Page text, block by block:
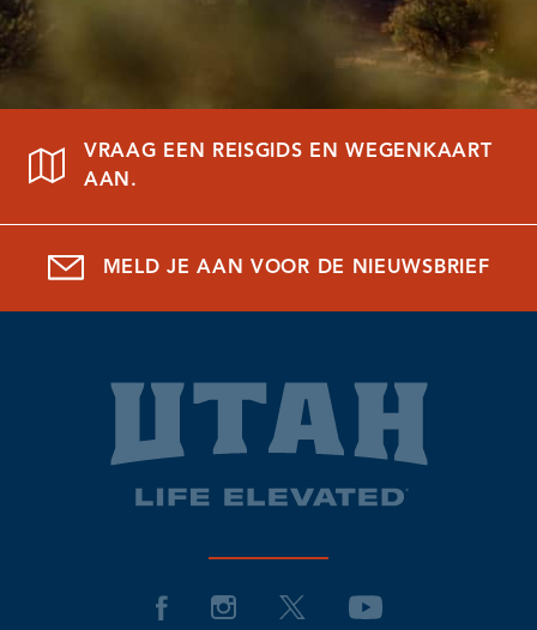
VRAAG EEN REISGIDS EN WEGENKAART
AAN.
MELD JE AAN VOOR DE NIEUWSBRIEF